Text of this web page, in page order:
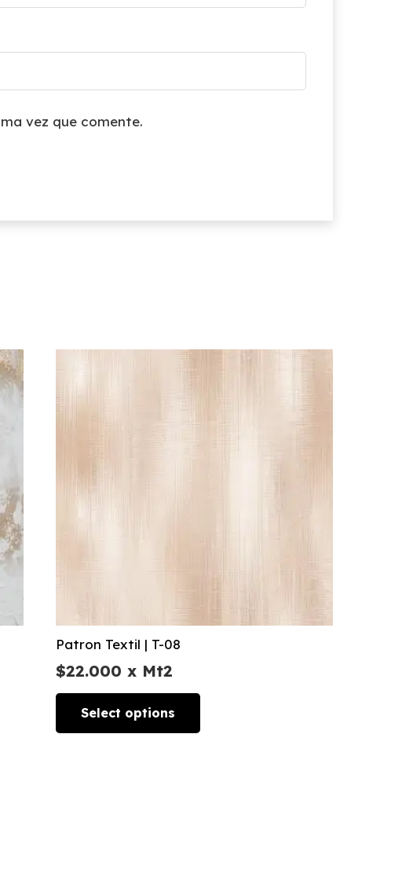
vez que comente.
Patron Textil | T-08
$22.000 x Mt2
Select options